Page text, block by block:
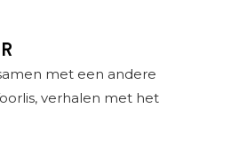
met een andere
verhalen met het